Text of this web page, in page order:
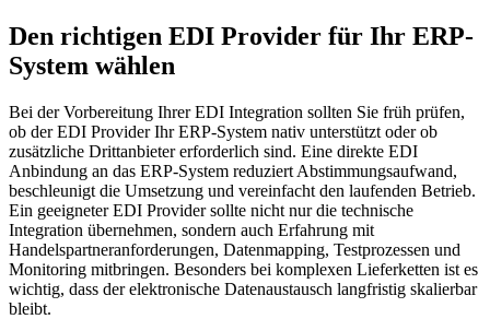
Den richtigen EDI Provider für Ihr ERP-
System wählen
Bei der Vorbereitung Ihrer EDI Integration sollten Sie früh prüfen,
ob der EDI Provider Ihr ERP-System nativ unterstützt oder ob
zusätzliche Drittanbieter erforderlich sind. Eine direkte EDI
Anbindung an das ERP-System reduziert Abstimmungsaufwand,
beschleunigt die Umsetzung und vereinfacht den laufenden Betrieb.
Ein geeigneter EDI Provider sollte nicht nur die technische
Integration übernehmen, sondern auch Erfahrung mit
Handelspartneranforderungen, Datenmapping, Testprozessen und
Monitoring mitbringen. Besonders bei komplexen Lieferketten ist es
wichtig, dass der elektronische Datenaustausch langfristig skalierbar
bleibt.